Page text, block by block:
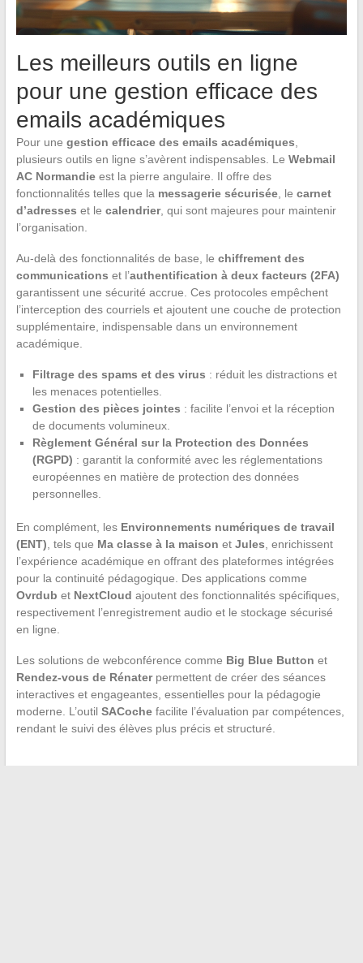
Les meilleurs outils en ligne
pour une gestion efficace des
emails académiques
Pour une gestion efficace des emails académiques
plusieurs outils en ligne s’avèrent indispensables. Le Webmail
AC Normandieest la pierre angulaire. Il offre des
fonctionnalités telles que la messagerie sécurisée, le carnet
d’adresses et le calendrier, qui sont majeures pour maintenir
l’organisation.
Au-delà des fonctionnalités de base, le chiffrement des
communications et l’authentification à deux facteurs (2FA)
garantissent une sécurité accrue. Ces protocoles empêchent
l’interception des courriels et ajoutent une couche de protection
supplémentaire, indispensable dans un environnement
académique.
Filtrage des spams et des virus : réduit les distractions et
les menaces potentielles.
Gestion des pièces jointes : facilite l’envoi et la réception
de documents volumineux.
Règlement Général sur la Protection des Données
(RGPD) : garantit la conformité avec les réglementations
européennes en matière de protection des données
personnelles.
En complément, les Environnements numériques de travail
(ENT) , tels que Ma classe à la maison et Jules , enrichissent
l’expérience académique en offrant des plateformes intégrées
pour la continuité pédagogique. Des applications comme
Ovrdub et NextCloud ajoutent des fonctionnalités spécifiques,
respectivement l’enregistrement audio et le stockage sécurisé
en ligne.
Les solutions de webconférence comme Big Blue Button et
Rendez-vous de Rénaterpermettent de créer des séances
interactives et engageantes, essentielles pour la pédagogie
moderne. L’outil SACochefacilite l’évaluation par compétences,
rendant le suivi des élèves plus précis et structuré.